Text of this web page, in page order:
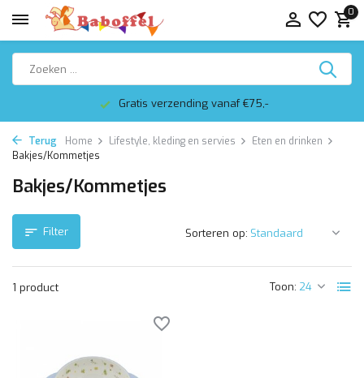
0
Gratis verzending vanaf €75,-
Terug Home Lifestyle, kleding en servies
Eten en drinken
Bakjes/Kommetjes
Bakjes/Kommetjes
Filter
1 product Toon:
Sorteren op: